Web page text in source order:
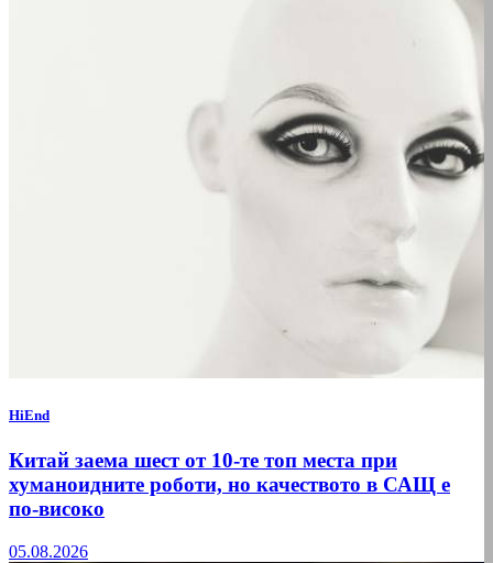
HiEnd
Китай заема шест от 10-те топ места при
хуманоидните роботи, но качеството в САЩ е
по-високо
05.08.2026